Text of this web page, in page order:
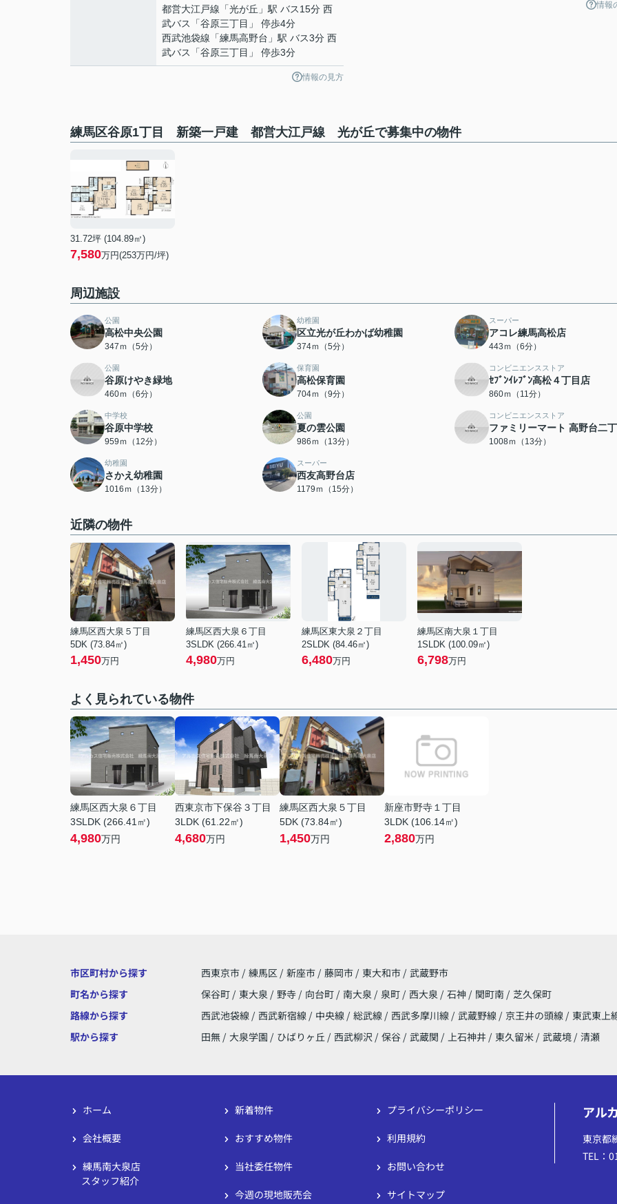
都営大江戸線 「光が丘 」駅 バス15分 西
武バス「谷原三丁目」 停歩4分
西武池袋線 「練馬高野台 」駅 バス3分 西
武バス「谷原三丁目」 停歩3分
情報の見方
情報
練馬区谷原1丁目 新築一戸建 都営大江戸線 光が丘で募集中の物件
31.72坪 (104.89㎡)
7,580万円(253万円/坪)
周辺施設
公園
高松中央公園
347ｍ（5分）
幼稚園
区立光が丘わかば幼稚園
374ｍ（5分）
スーパー
アコレ練馬高松店
443ｍ（6分）
公園
谷原けやき緑地
460ｍ（6分）
保育園
高松保育園
704ｍ（9分）
コンビニエンスストア
ｾﾌﾞﾝｲﾚﾌﾞﾝ高松４丁目店
860ｍ（11分）
中学校
谷原中学校
959ｍ（12分）
公園
夏の雲公園
986ｍ（13分）
コンビニエンスストア
ファミリーマート 高野台二
1008ｍ（13分）
幼稚園
さかえ幼稚園
1016ｍ（13分）
スーパー
西友高野台店
1179ｍ（15分）
近隣の物件
練馬区西大泉５丁目
5DK (73.84㎡)
1,450万円
練馬区西大泉６丁目
3SLDK (266.41㎡)
4,980万円
練馬区東大泉２丁目
2SLDK (84.46㎡)
6,480万円
練馬区南大泉１丁目
1SLDK (100.09㎡)
6,798万円
よく見られている物件
練馬区西大泉６丁目
3SLDK (266.41㎡)
4,980万円
西東京市下保谷３丁目
3LDK (61.22㎡)
4,680万円
練馬区西大泉５丁目
5DK (73.84㎡)
1,450万円
新座市野寺１丁目
3LDK (106.14㎡)
2,880万円
市区町村から探す 西東京市 / 練馬区 / 新座市 / 藤岡市 / 東大和市 / 武蔵野市
町名から探す
保谷町 / 東大泉 / 野寺 / 向台町 / 南大泉 / 泉町 / 西大泉 / 石神 / 関町南 / 芝久保町
路線から探す
西武池袋線 / 西武新宿線 / 中央線 / 総武線 / 西武多摩川線 / 武蔵野線 / 京王井の頭線 / 東武東上
駅から探す
田無 / 大泉学園 / ひばりヶ丘 / 西武柳沢 / 保谷 / 武蔵関 / 上石神井 / 東久留米 / 武蔵境 / 清瀬
ホーム
会社概要
練馬南大泉店
スタッフ紹介
新着物件
おすすめ物件
当社委任物件
今週の現地販売会
プライバシーポリシー
利用規約
お問い合わせ
サイトマップ
アル
東京都
TEL：